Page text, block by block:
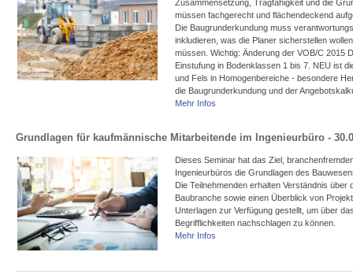
Zusammensetzung, Tragfähigkeit und die
müssen fachgerecht und flächendeckend
Die Baugrunderkundung muss
inkludieren, was die Planer sicherstellen
müssen. Wichtig: Änderung der VOB/C 2015
Einstufung in Bodenklassen 1 bis 7. NEU ist
und Fels in Homogenbereiche - besondere
die Baugrunderkundung und der
Mehr Infos
Grundlagen für kaufmännische Mitarbeitende im Ingenieurbüro -
Dieses Seminar hat das Ziel,
Ingenieurbüros die Grundlagen des
Die Teilnehmenden erhalten Verständnis über
Baubranche sowie einen Überblick von
Unterlagen zur Verfügung gestellt, um über
Begrifflichkeiten nachschlagen zu können.
Mehr Infos